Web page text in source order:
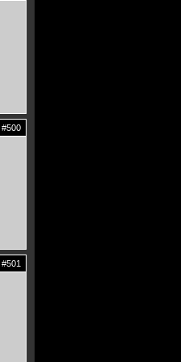
#500
#501